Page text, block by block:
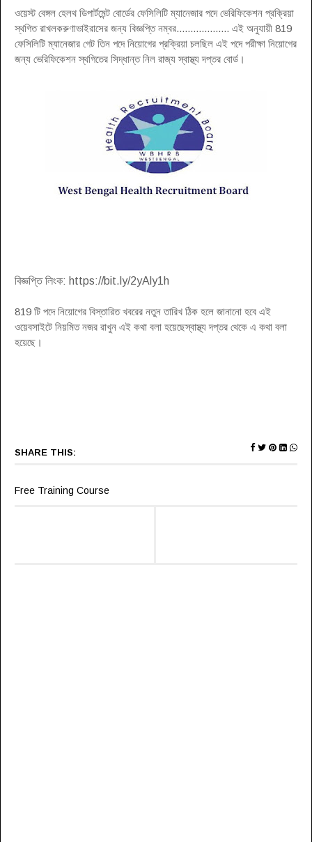
ওয়েস্ট বেঙ্গল হেলথ ডিপার্টমেন্ট বোর্ডের ফেসিলিটি ম্যানেজার পদে ভেরিফিকেশন প্রক্রিয়া
স্থগিত রাখলকরুণাভাইরাসের জন্য বিজ্ঞপ্তি নম্বর................... এই অনুযায়ী 819
ফেসিলিটি ম্যানেজার গেট তিন পদে নিয়োগের প্রক্রিয়া চলছিল এই পদে পরীক্ষা নিয়োগের
জন্য ভেরিফিকেশন স্থগিতের সিদ্ধান্ত নিল রাজ্য স্বাস্থ্য দপ্তর বোর্ড ।
বিজ্ঞপ্তি লিংক: https://bit.ly/2yAly1h
819 টি পদে নিয়োগের বিস্তারিত খবরের নতুন তারিখ ঠিক হলে জানানো হবে এই
ওয়েবসাইটে নিয়মিত নজর রাখুন এই কথা বলা হয়েছেস্বাস্থ্য দপ্তর থেকে এ কথা বলা
হয়েছে ।
SHARE THIS:
Free Training Course